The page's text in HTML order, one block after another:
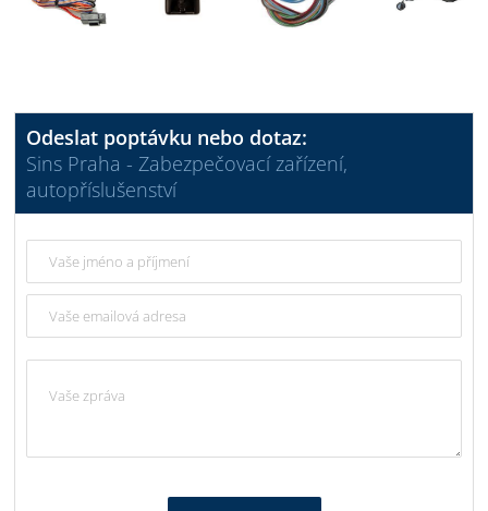
Odeslat poptávku nebo dotaz:
Sins Praha - Zabezpečovací zařízení,
autopříslušenství